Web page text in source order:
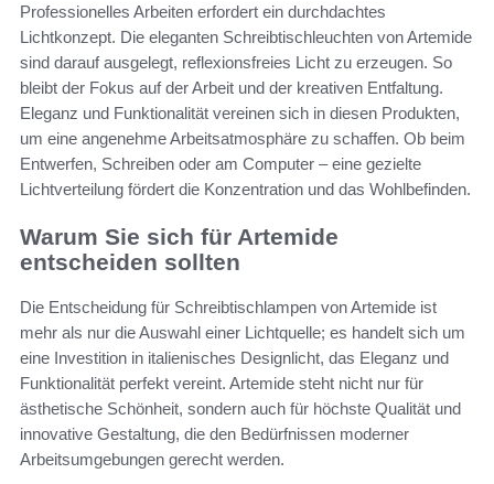
Professionelles Arbeiten erfordert ein durchdachtes
Lichtkonzept. Die eleganten Schreibtischleuchten von Artemide
sind darauf ausgelegt, reflexionsfreies Licht zu erzeugen. So
bleibt der Fokus auf der Arbeit und der kreativen Entfaltung.
Eleganz und Funktionalität vereinen sich in diesen Produkten,
um eine angenehme Arbeitsatmosphäre zu schaffen. Ob beim
Entwerfen, Schreiben oder am Computer – eine gezielte
Lichtverteilung fördert die Konzentration und das Wohlbefinden.
Warum Sie sich für Artemide
entscheiden sollten
Die Entscheidung für Schreibtischlampen von Artemide ist
mehr als nur die Auswahl einer Lichtquelle; es handelt sich um
eine Investition in italienisches Designlicht, das Eleganz und
Funktionalität perfekt vereint. Artemide steht nicht nur für
ästhetische Schönheit, sondern auch für höchste Qualität und
innovative Gestaltung, die den Bedürfnissen moderner
Arbeitsumgebungen gerecht werden.